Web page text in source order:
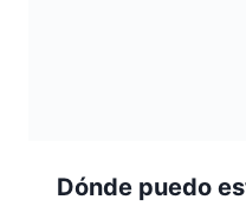
Dónde puedo